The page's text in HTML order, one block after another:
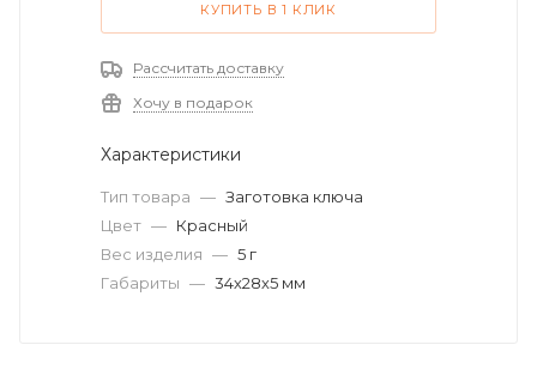
КУПИТЬ В 1 КЛИК
Рассчитать доставку
Хочу в подарок
Характеристики
Тип товара — Заготовка ключа
Цвет — Красный
Вес изделия — 5 г
Габариты — 34х28х5 мм